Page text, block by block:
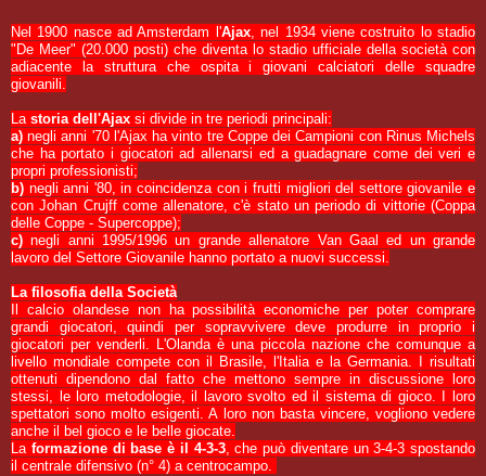
Nel 1900 nasce ad Amsterdam l'Ajax, nel 1934 viene costruito lo stadio
"De Meer" (20.000 posti) che diventa lo stadio ufficiale della società con
adiacente la struttura che ospita i giovani calciatori delle squadre
giovanili.
La storia dell'Ajax si divide in tre periodi principali:
a) negli anni '70 l'Ajax ha vinto tre Coppe dei Campioni con Rinus Michels
che ha portato i giocatori ad allenarsi ed a guadagnare come dei veri e
propri professionisti;
b) negli anni '80, in coincidenza con i frutti migliori del settore giovanile e
con Johan Crujff come allenatore, c'è stato un periodo di vittorie (Coppa
delle Coppe - Supercoppe);
c) negli anni 1995/1996 un grande allenatore Van Gaal ed un grande
lavoro del Settore Giovanile hanno portato a nuovi successi.
La filosofia della Società
Il calcio olandese non ha possibilità economiche per poter comprare
grandi giocatori, quindi per sopravvivere deve produrre in proprio i
giocatori per venderli. L'Olanda è una piccola nazione che comunque a
livello mondiale compete con il Brasile, l'Italia e la Germania. I risultati
ottenuti dipendono dal fatto che mettono sempre in discussione loro
stessi, le loro metodologie, il lavoro svolto ed il sistema di gioco. I loro
spettatori sono molto esigenti. A loro non basta vincere, vogliono vedere
anche il bel gioco e le belle giocate.
La formazione di base è il 4-3-3, che può diventare un 3-4-3 spostando
il centrale difensivo (n° 4) a centrocampo.